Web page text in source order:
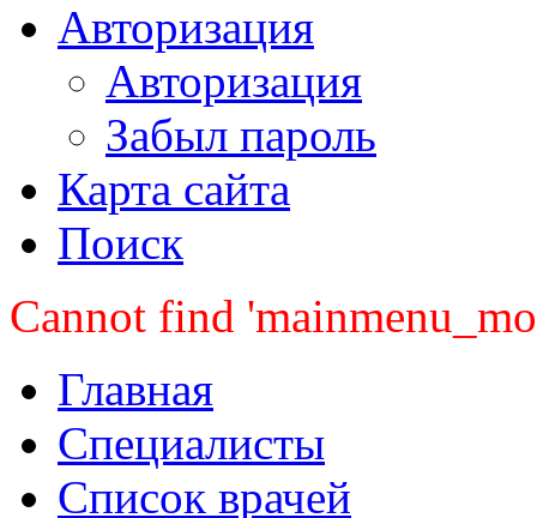
Авторизация
Авторизация
Забыл пароль
Карта сайта
Поиск
Cannot find
Главная
Специалисты
Список врачей